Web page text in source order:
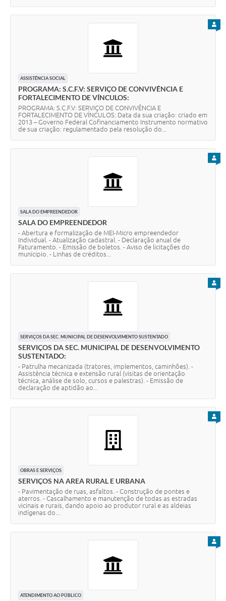
ASSISTÊNCIA SOCIAL
PROGRAMA: S.C.F.V: SERVIÇO DE CONVIVÊNCIA E
FORTALECIMENTO DE VÍNCULOS:
PROGRAMA: S.C.F.V: SERVIÇO DE CONVIVÊNCIA E
FORTALECIMENTO DE VÍNCULOS: Data da sua criação: criado em
2013 – Governo Federal Cofinanciamento Instrumento normativo
de sua criação: regulamentado pela resolução do...
SALA DO EMPREENDEDOR
SALA DO EMPREENDEDOR
- Abertura e formalização de MEI-Micro empreendedor
Individual. - Atualização cadastral. - Declaração anual de
Faturamento. - Emissão de boletos. - Aviso de licitações do
munícipio. - Linhas de créditos...
SERVIÇOS DA SEC. MUNICIPAL DE DESENVOLVIMENTO SUSTENTADO
SERVIÇOS DA SEC. MUNICIPAL DE DESENVOLVIMENTO
SUSTENTADO:
- Patrulha mecanizada (tratores, implementos, caminhões). -
Assistência técnica e extensão rural (visitas de orientação
técnica, análise de solo, cursos e palestras). - Emissão de
declaração de aptidão ao...
OBRAS E SERVIÇOS
SERVIÇOS NA AREA RURAL E URBANA
- Pavimentação de ruas, asfaltos. - Construção de pontes e
aterros. - Cascalhamento e manutenção de todas as estradas
vicinais e rurais, dando apoio ao produtor rural e as aldeias
indígenas do...
ATENDIMENTO AO PÚBLICO